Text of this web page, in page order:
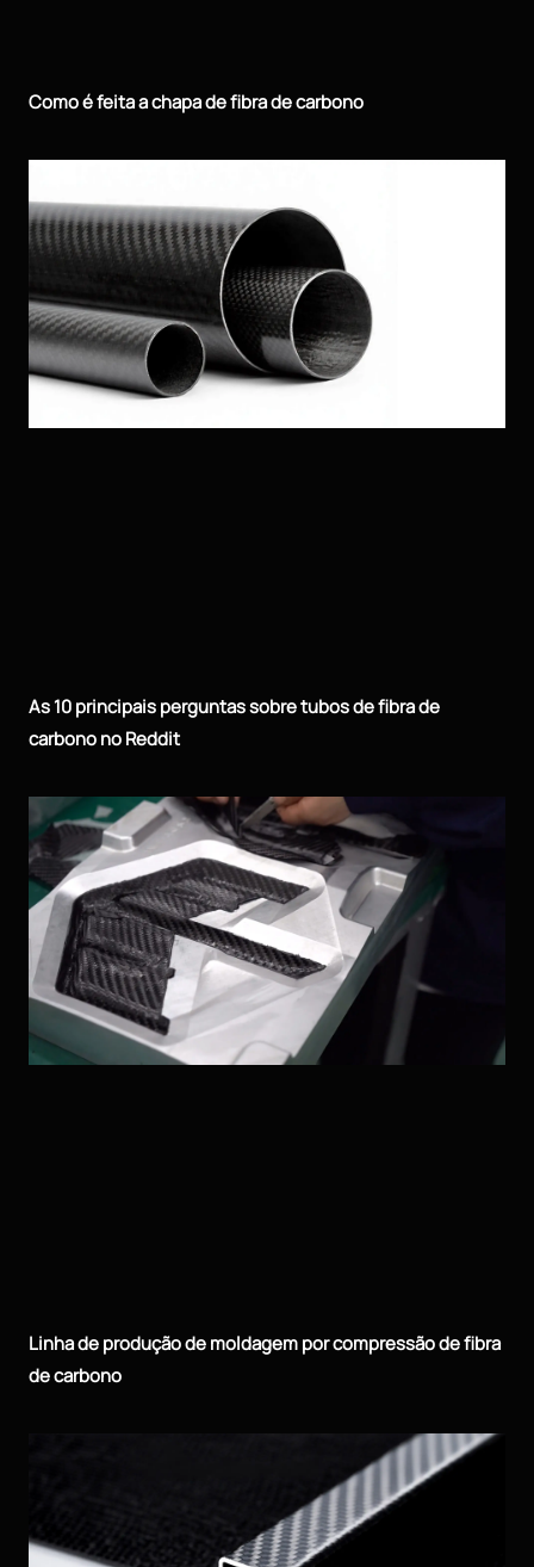
Como é feita a chapa de fibra de carbono
As 10 principais perguntas sobre tubos de fibra de
carbono no Reddit
Linha de produção de moldagem por compressão de fibra
de carbono